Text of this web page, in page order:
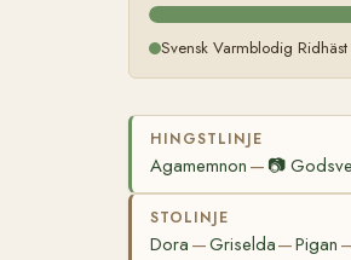
Svensk Varmblodig
HINGSTLINJE
Agamemnon — 📷
STOLINJE
Dora —Griselda—Pigan